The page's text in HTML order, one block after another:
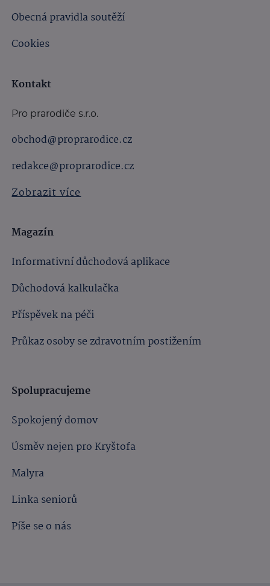
Obecná pravidla soutěží
Cookies
Kontakt
Pro prarodiče s.r.o.
obchod@proprarodice.cz
redakce@proprarodice.cz
Zobrazit více
Magazín
Informativní důchodová aplikace
Důchodová kalkulačka
Příspěvek na péči
Průkaz osoby se zdravotním postižením
Spolupracujeme
Spokojený domov
Úsměv nejen pro Kryštofa
Malyra
Linka seniorů
Píše se o nás